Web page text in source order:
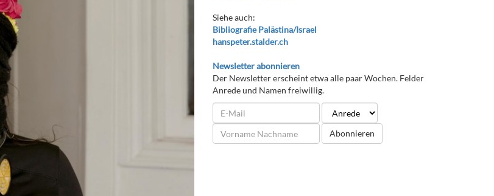
Siehe auch:
Bibliografie Palästina/Israel
hanspeter.stalder.ch
Newsletter abonnieren
Der Newsletter erscheint etwa alle paar Wochen. Felder
Anrede und Namen freiwillig.
Abonnieren